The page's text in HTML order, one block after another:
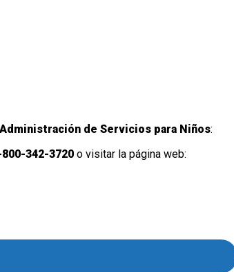
Administración de Servicios para Niños:
342-3720 o visitar la página web: